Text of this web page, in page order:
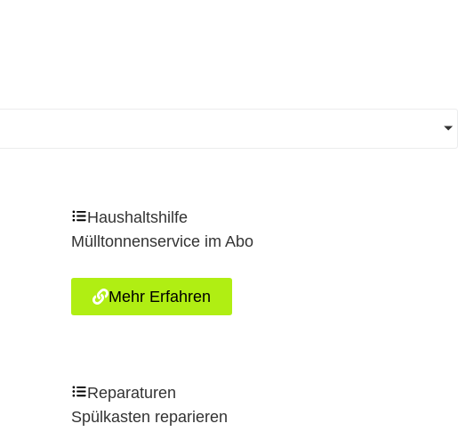
Haushaltshilfe
Mülltonnenservice im Abo
Mehr Erfahren
Reparaturen
Spülkasten reparieren